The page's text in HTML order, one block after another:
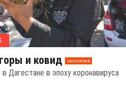
и ковид эксклюзив
Дагестане в эпоху коронавируса